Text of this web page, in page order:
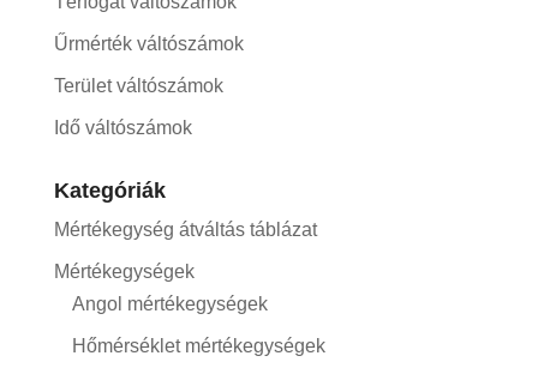
Űrmérték váltószámok
Terület váltószámok
Idő váltószámok
Kategóriák
Mértékegység átváltás táblázat
Mértékegységek
Angol mértékegységek
Hőmérséklet mértékegységek